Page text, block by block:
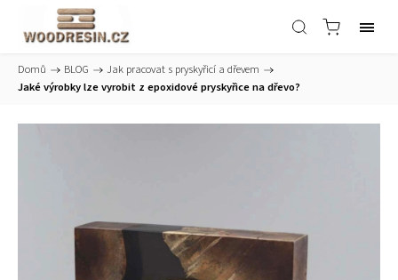
Domů / BLOG / Jak pracovat s pryskyřicí a dřevem /
Jaké výrobky lze vyrobit z epoxidové pryskyřice na dřevo?